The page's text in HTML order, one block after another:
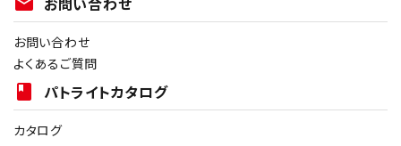
お問い合わせ
よくあるご質問
book パトライトカタログ
カタログ